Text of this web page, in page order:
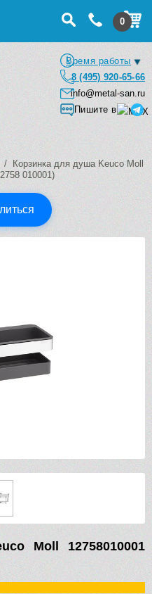
0
Время работы
8 (495) 920-65-66
info@metal-san.ru
Пишите в
Корзинка для душа Keuco Moll
010001)
Moll 12758010001